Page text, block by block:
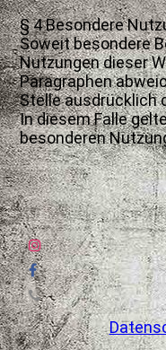
§ 4 Besondere
Soweit besondere
Nutzungen dieser
Paragraphen
Stelle ausdrücklich
In diesem Falle
besonderen